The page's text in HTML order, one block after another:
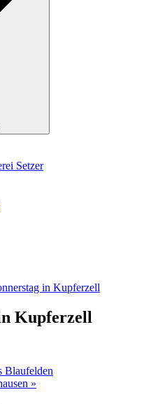
in Kupferzell
Kupferzell
Blaufelden
»